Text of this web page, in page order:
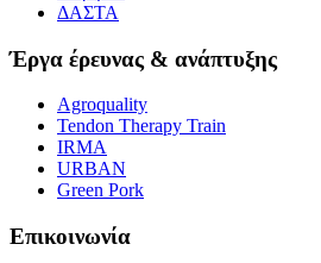
ΔΑΣΤΑ
Έργα έρευνας & ανάπτυξης
Agroquality
Tendon Therapy Train
IRMA
URBAN
Green Pork
Επικοινωνία